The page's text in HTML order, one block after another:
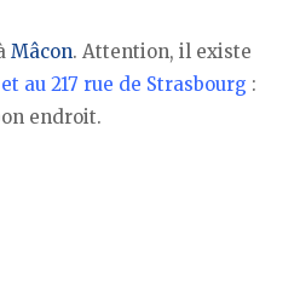
Mâcon. Attention, il existe
au 217 rue de Strasbourg :
endroit.